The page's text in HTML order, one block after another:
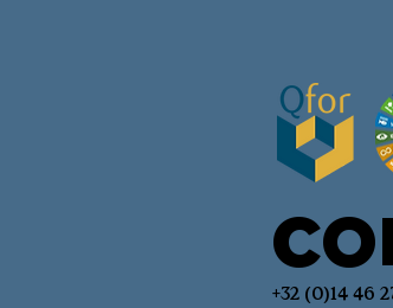
+32 (0)14 46